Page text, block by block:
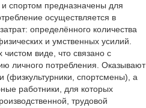
и спортом предназначены для
осуществляется в
определённого количества
и умственных усилий.
чистом виде, что связано с
личного потребления. Оказывают
(физкультурники, спортсмены), а
работники, для которых
трудовой